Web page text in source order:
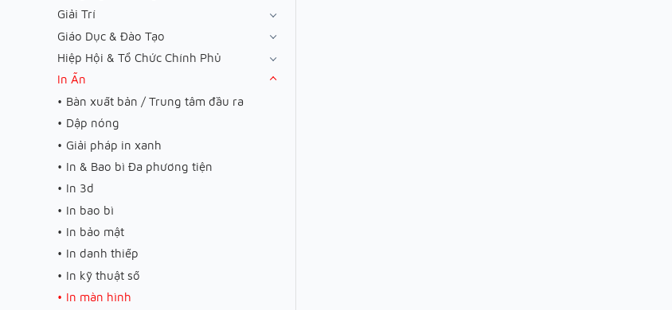
Giải Trí
Giáo Dục & Đào Tạo
Hiệp Hội & Tổ Chức Chính Phủ
In Ấn
Bàn xuất bản / Trung tâm đầu ra
Dập nóng
Giải pháp in xanh
In & Bao bì Đa phương tiện
In 3d
In bao bì
In bảo mật
In danh thiếp
In kỹ thuật số
In màn hình